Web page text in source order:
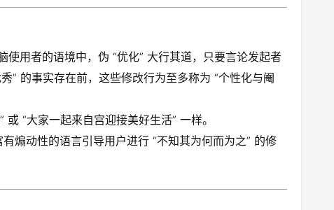
使用者的语境中，伪 “优化” 大行其道，只要言论发起者
” 的事实存在前，这些修改行为至多称为 “个性化与阉
“大家一起来自宫迎接美好生活” 一样。
煽动性的语言引导用户进行 “不知其为何而为之” 的修